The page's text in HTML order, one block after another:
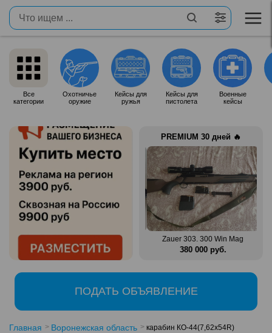
Все
категории
Охотничье
оружие
Кейсы для
ружья
Кейсы для
пистолета
Военные
кейсы
PREMIUM 30 дней 🔥
Mag Benelli Montefeltro 12/76
150 000 руб.
Zauer 303. 300 Win Mag
380 000 руб.
ПОДАТЬ ОБЪЯВЛЕНИЕ
Главная Воронежская область карабин КО-44(7,62х54R)